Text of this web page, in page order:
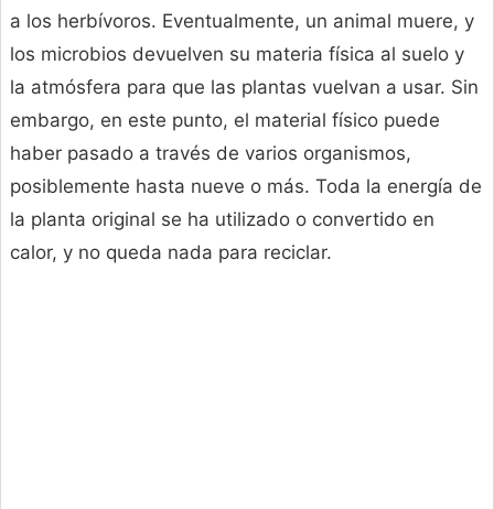
a los herbívoros. Eventualmente, un animal muere, y
los microbios devuelven su materia física al suelo y
la atmósfera para que las plantas vuelvan a usar. Sin
embargo, en este punto, el material físico puede
haber pasado a través de varios organismos,
posiblemente hasta nueve o más. Toda la energía de
la planta original se ha utilizado o convertido en
calor, y no queda nada para reciclar.